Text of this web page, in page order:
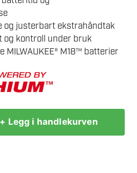
og justerbart ekstrahåndtak
og kontroll under bruk
MILWAUKEE® M18™ batterier
+ Legg i handlekurven